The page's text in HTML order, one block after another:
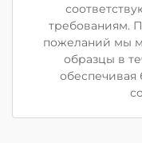
требованиям.
пожеланий мы
образцы в
обеспечивая